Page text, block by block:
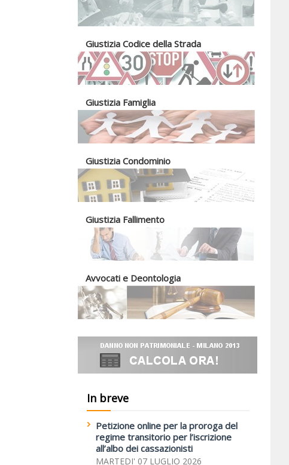
Giustizia Codice della Strada
Giustizia Famiglia
Giustizia Condominio
Giustizia Fallimento
Avvocati e Deontologia
In breve
Petizione online per la proroga del
regime transitorio per l’iscrizione
all’albo dei cassazionisti
MARTEDI' 07 LUGLIO 2026